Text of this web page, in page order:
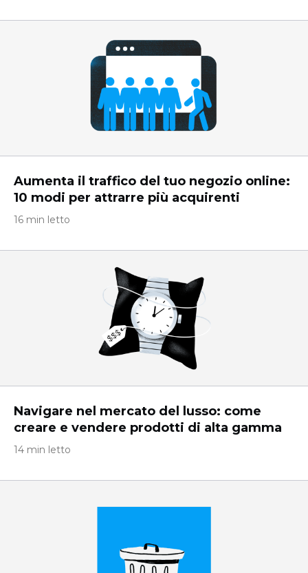
Aumenta il traffico del tuo negozio online:
10 modi per attrarre più acquirenti
16 min letto
Navigare nel mercato del lusso: come
creare e vendere prodotti di alta gamma
14 min letto